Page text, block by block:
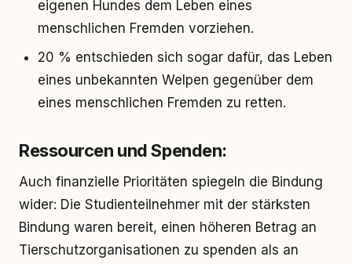
eigenen Hundes dem Leben eines
menschlichen Fremden vorziehen.
20 % entschieden sich sogar dafür, das Leben
eines unbekannten Welpen gegenüber dem
eines menschlichen Fremden zu retten.
Ressourcen und Spenden:
Auch finanzielle Prioritäten spiegeln die Bindung
wider: Die Studienteilnehmer mit der stärksten
Bindung waren bereit, einen höheren Betrag an
Tierschutzorganisationen zu spenden als an